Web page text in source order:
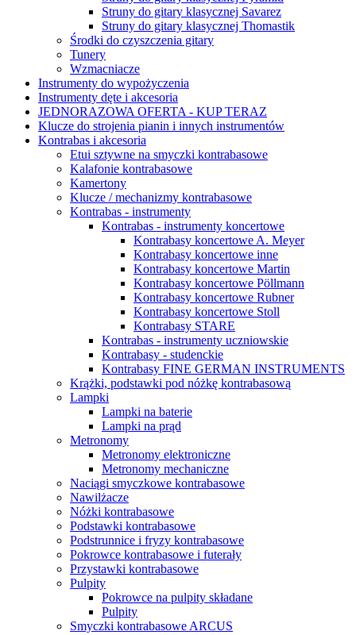
Struny do gitary klasycznej Savarez
Struny do gitary klasycznej Thomastik
Środki do czyszczenia gitary
Tunery
Wzmacniacze
Instrumenty do wypożyczenia
Instrumenty dęte i akcesoria
JEDNORAZOWA OFERTA - KUP TERAZ
Klucze do strojenia pianin i innych instrumentów
Kontrabas i akcesoria
Etui sztywne na smyczki kontrabasowe
Kalafonie kontrabasowe
Kamertony
Klucze / mechanizmy kontrabasowe
Kontrabas - instrumenty
Kontrabas - instrumenty koncertowe
Kontrabasy koncertowe A. Meyer
Kontrabasy koncertowe inne
Kontrabasy koncertowe Martin
Kontrabasy koncertowe Pöllmann
Kontrabasy koncertowe Rubner
Kontrabasy koncertowe Stoll
Kontrabasy STARE
Kontrabas - instrumenty uczniowskie
Kontrabasy - studenckie
Kontrabasy FINE GERMAN INSTRUMENTS
Krążki, podstawki pod nóżkę kontrabasową
Lampki
Lampki na baterie
Lampki na prąd
Metronomy
Metronomy elektroniczne
Metronomy mechaniczne
Naciągi smyczkowe kontrabasowe
Nawilżacze
Nóżki kontrabasowe
Podstawki kontrabasowe
Podstrunnice i fryzy kontrabasowe
Pokrowce kontrabasowe i futerały
Przystawki kontrabasowe
Pulpity
Pokrowce na pulpity składane
Pulpity
Smyczki kontrabasowe ARCUS